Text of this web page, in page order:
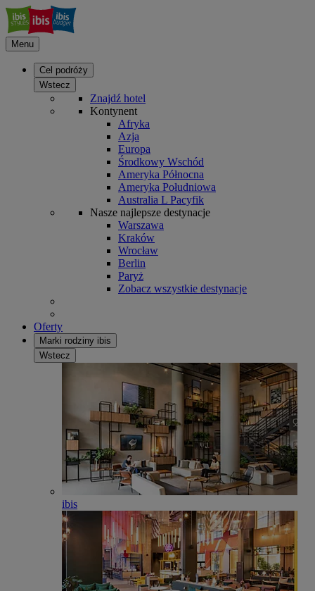
Menu
Cel podróży
Wstecz
Znajdź hotel
Kontynent
Afryka
Azja
Europa
Środkowy Wschód
Ameryka Północna
Ameryka Południowa
Australia L Pacyfik
Nasze najlepsze destynacje
Warszawa
Kraków
Wrocław
Berlin
Paryż
Zobacz wszystkie destynacje
Oferty
Marki rodziny ibis
Wstecz
ibis